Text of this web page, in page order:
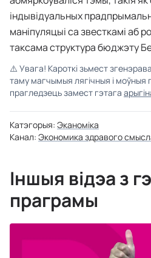
індывідуальных
маніпуляцыі са звесткамі аб
таксама структура бюджэту
⚠️ Увага! Кароткі зьмест
таму магчымыя лягічныя і
прагледзець замест гэтага
Катэгорыя: Эканоміка
Канал: Экономика здравого
Іншыя відэа з
праграмы